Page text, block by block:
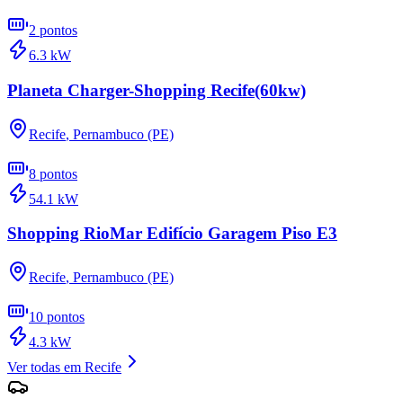
2 pontos
6.3 kW
Planeta Charger-Shopping Recife(60kw)
Recife, Pernambuco (PE)
8 pontos
54.1 kW
Shopping RioMar Edifício Garagem Piso E3
Recife, Pernambuco (PE)
10 pontos
4.3 kW
Ver todas em Recife